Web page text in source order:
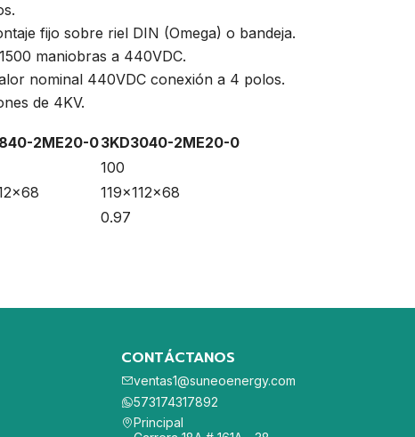
fijo sobre riel DIN (Omega) o bandeja.
maniobras a 440VDC.
nominal 440VDC conexión a 4 polos.
de 4KV.
2ME20-03KD3040-2ME20-0
100
119x112x68
0.97
CONTÁCTANOS
ventas1@suneoenergy.com
573174317892
Principal